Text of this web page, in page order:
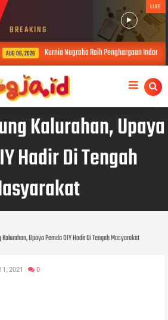
BREAKING
LIVE
Kurnia Nugraha Raih Penghargaan Indonesia Public
Kalurahan, Upaya
Hadir Di Tengah
Upaya Pemda DIY Hadir Di Tengah Masyarakat
2021 0